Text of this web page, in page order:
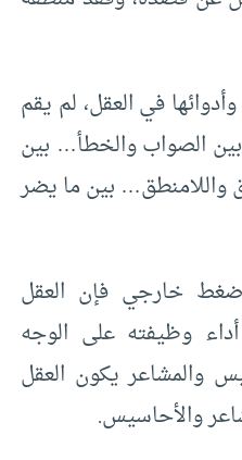
في العقل، لم يقم
الصواب والخطأ… بين
واللامنطق… بين ما يضر
خارجي فإن العقل
وظيفته على الوجه
والمشاعر يكون العقل
والأحاسيس.